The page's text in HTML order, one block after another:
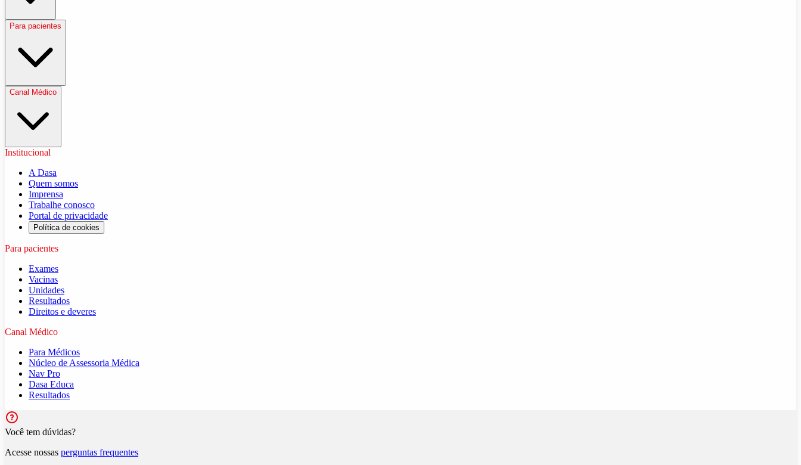
Para pacientes
Canal Médico
Institucional
A Dasa
Quem somos
Imprensa
Trabalhe conosco
Portal de privacidade
Política de cookies
Para pacientes
Exames
Vacinas
Unidades
Resultados
Direitos e deveres
Canal Médico
Para Médicos
Núcleo de Assessoria Médica
Nav Pro
Dasa Educa
Resultados
Você tem dúvidas?
Acesse nossas perguntas frequentes